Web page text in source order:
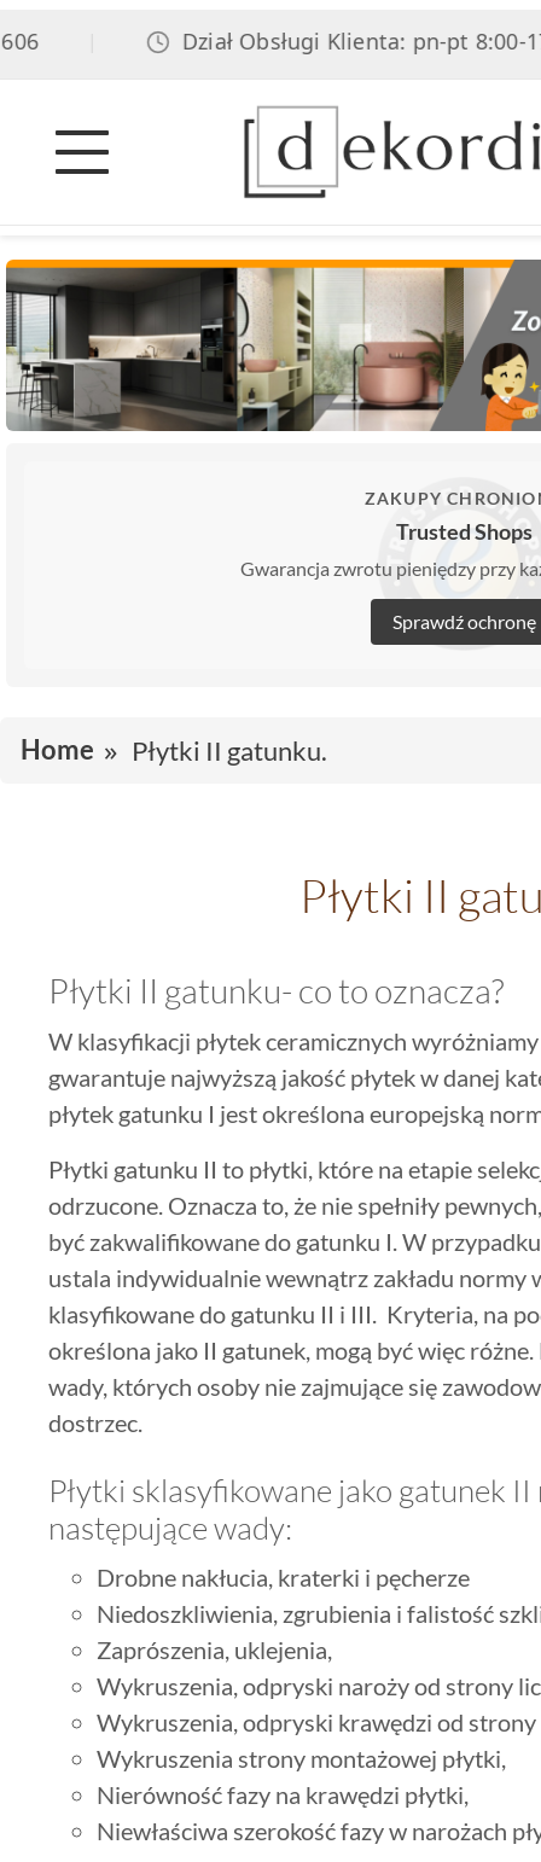
Dział Obsługi Klienta: pn-pt 8:00-
ZAKUPY
Trusted Shops
Gwarancja zwrotu pieniędzy przy
Sprawdź ochronę
Home Płytki II gatunku.
Płytki II
Płytki II gatunku- co to oznacza?
W klasyfikacji płytek ceramicznych
gwarantuje najwyższą jakość płytek w danej
płytek gatunku I jest określona europejską
Płytki gatunku II to płytki, które na etapie
odrzucone. Oznacza to, że nie spełniły
być zakwalifikowane do gatunku I. W
ustala indywidualnie wewnątrz zakładu normy
klasyfikowane do gatunku II i III. Kryteria, na
określona jako II gatunek, mogą być więc
wady, których osoby nie zajmujące się
dostrzec.
Płytki sklasyfikowane jako gatunek
następujące wady:
Drobne nakłucia, kraterki i pęcherze
Niedoszkliwienia, zgrubienia i falistość
Zaprószenia, uklejenia,
Wykruszenia, odpryski naroży od strony
Wykruszenia, odpryski krawędzi od strony
Wykruszenia strony montażowej płytki,
Nierówność fazy na krawędzi płytki,
Niewłaściwa szerokość fazy w narożach